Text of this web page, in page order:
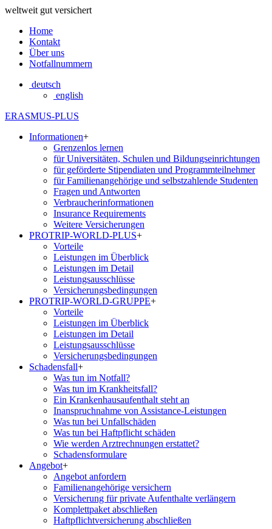
weltweit gut versichert
Home
Kontakt
Über uns
Notfallnummern
deutsch
english
ERASMUS-PLUS
Informationen+
Grenzenlos lernen
für Universitäten, Schulen und Bildungseinrichtungen
für geförderte Stipendiaten und Programmteilnehmer
für Familienangehörige und selbstzahlende Studenten
Fragen und Antworten
Verbraucherinformationen
Insurance Requirements
Weitere Versicherungen
PROTRIP-WORLD-PLUS+
Vorteile
Leistungen im Überblick
Leistungen im Detail
Leistungsausschlüsse
Versicherungsbedingungen
PROTRIP-WORLD-GRUPPE+
Vorteile
Leistungen im Überblick
Leistungen im Detail
Leistungsausschlüsse
Versicherungsbedingungen
Schadensfall+
Was tun im Notfall?
Was tun im Krankheitsfall?
Ein Krankenhausaufenthalt steht an
Inanspruchnahme von Assistance-Leistungen
Was tun bei Unfallschäden
Was tun bei Haftpflicht schäden
Wie werden Arztrechnungen erstattet?
Schadensformulare
Angebot+
Angebot anfordern
Familienangehörige versichern
Versicherung für private Aufenthalte verlängern
Komplettpaket abschließen
Haftpflichtversicherung abschließen